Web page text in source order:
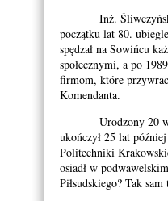
Inż. Śliwczyński
początku lat 80.
spędzał na Sowińcu
społecznymi, a po
firmom, które
Komendanta.
Urodzony 20
ukończył 25 lat
Politechniki
osiadł w
Piłsudskiego? Tak